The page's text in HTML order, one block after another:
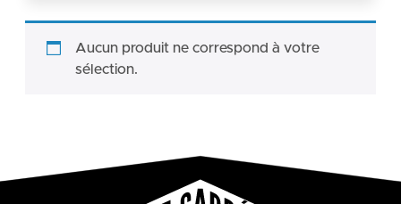
Aucun produit ne correspond à votre
sélection.